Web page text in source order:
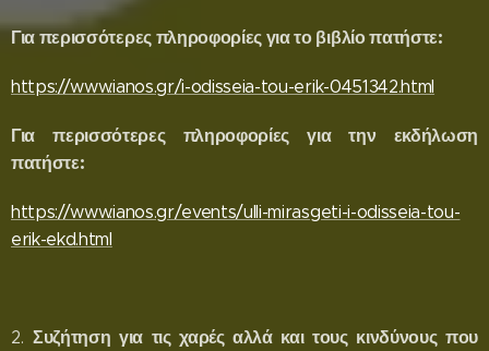
Για περισσότερες πληροφορίες για το βιβλίο πατήστε:
https://www.ianos.gr/i-odisseia-tou-erik-0451342.html
Για περισσότερες πληροφορίες για την εκδήλωση
πατήστε:
https://www.ianos.gr/events/ulli-mirasgeti-i-odisseia-tou-
erik-ekd.html
2. Συζήτηση για τις χαρές αλλά και τους κινδύνους που